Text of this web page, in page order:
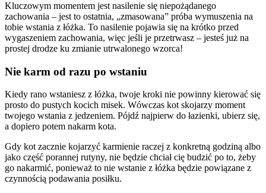
Kluczowym momentem jest nasilenie się niepożądanego
zachowania – jest to ostatnia, „zmasowana” próba wymuszenia na
tobie wstania z łóżka. To nasilenie pojawia się na krótko przed
wygaszeniem zachowania, więc jeśli je przetrwasz – jesteś już na
prostej drodze ku zmianie utrwalonego wzorca!
Nie karm od razu po wstaniu
Kiedy rano wstaniesz z łóżka, twoje kroki nie powinny kierować się
prosto do pustych kocich misek. Wówczas kot skojarzy moment
twojego wstania z jedzeniem. Pójdź najpierw do łazienki, ubierz się,
a dopiero potem nakarm kota.
Gdy kot zacznie kojarzyć karmienie raczej z konkretną godziną albo
jako część porannej rutyny, nie będzie chciał cię budzić po to, żeby
go nakarmić, ponieważ to nie wstanie z łóżka będzie powiązane z
czynnością podawania posiłku.